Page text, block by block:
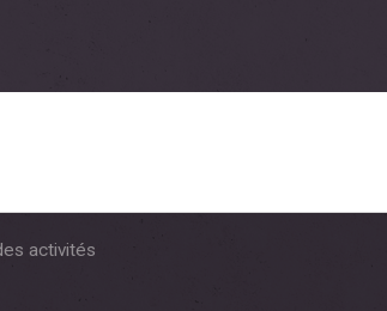
activités